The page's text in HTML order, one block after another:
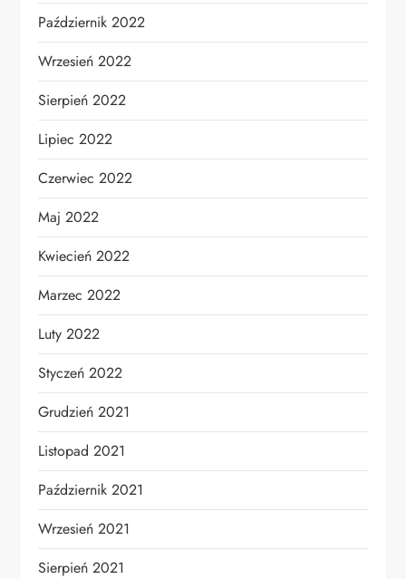
Październik 2022
Wrzesień 2022
Sierpień 2022
Lipiec 2022
Czerwiec 2022
Maj 2022
Kwiecień 2022
Marzec 2022
Luty 2022
Styczeń 2022
Grudzień 2021
Listopad 2021
Październik 2021
Wrzesień 2021
Sierpień 2021